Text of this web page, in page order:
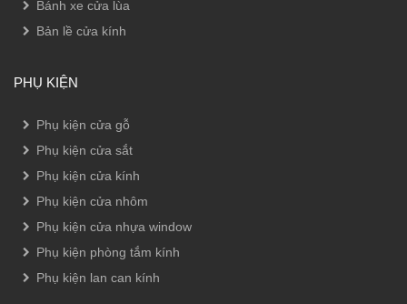
Bánh xe cửa lùa
Bản lề cửa kính
PHỤ KIỆN
Phụ kiện cửa gỗ
Phụ kiện cửa sắt
Phụ kiện cửa kính
Phụ kiện cửa nhôm
Phụ kiện cửa nhựa window
Phụ kiện phòng tắm kính
Phụ kiện lan can kính